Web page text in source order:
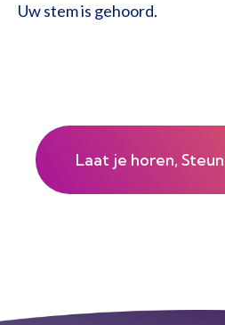
Uw stem is gehoord.
Laat je horen,